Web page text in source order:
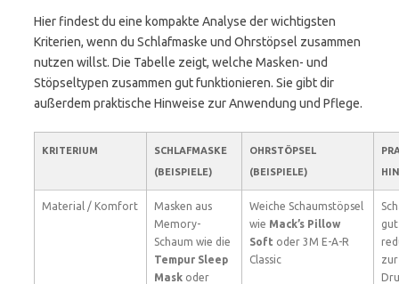
Hier findest du eine kompakte Analyse der wichtigsten
Kriterien, wenn du Schlafmaske und Ohrstöpsel zusammen
nutzen willst. Die Tabelle zeigt, welche Masken- und
Stöpseltypen zusammen gut funktionieren. Sie gibt dir
außerdem praktische Hinweise zur Anwendung und Pflege.
KRITERIUM
SCHLAFMASKE
(BEISPIELE)
OHRSTÖPSEL
(BEISPIELE)
Material / Komfort
Masken aus
Memory-
Schaum wie die
Tempur Sleep
Mask oder
Weiche Schaumstöpsel
wie Mack’s Pillow
Soft oder 3M E-A-R
Classic
gut